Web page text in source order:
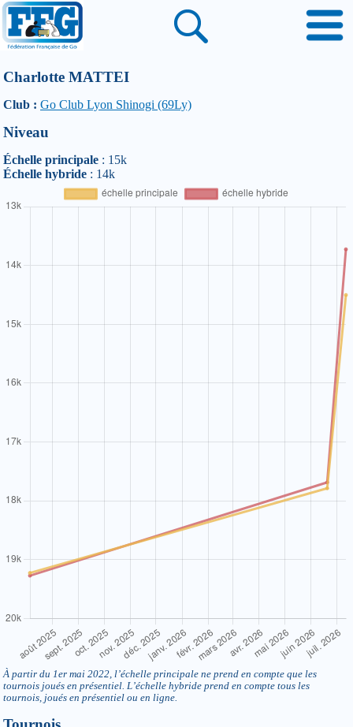
Charlotte MATTEI
Club : Go Club Lyon Shinogi (69Ly)
Niveau
Échelle principale : 15k
Échelle hybride : 14k
À partir du 1er mai 2022, l’échelle principale ne prend en compte que les
tournois joués en présentiel. L’échelle hybride prend en compte tous les
tournois, joués en présentiel ou en ligne.